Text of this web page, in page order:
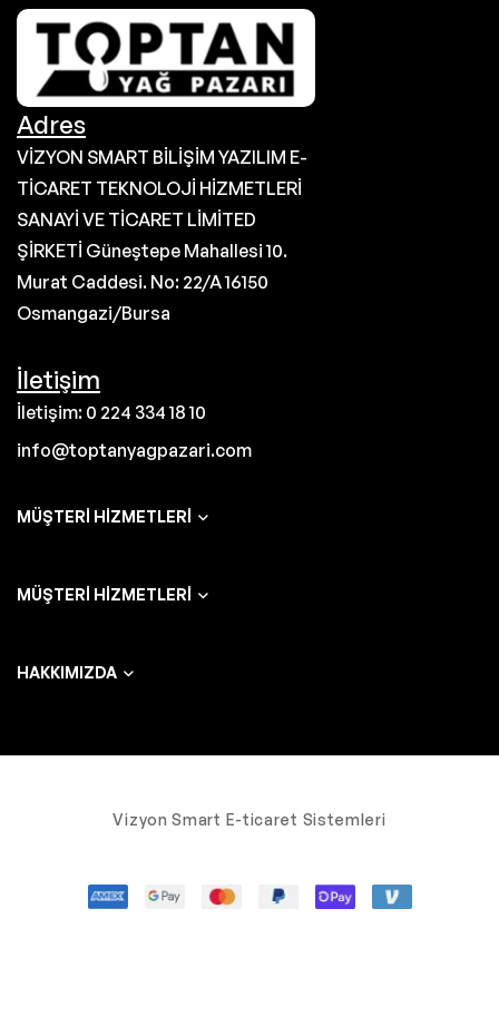
Adres
VİZYON SMART BİLİŞİM YAZILIM E-
TİCARET TEKNOLOJİ HİZMETLERİ
SANAYİ VE TİCARET LİMİTED
ŞİRKETİ Güneştepe Mahallesi 10.
Murat Caddesi. No: 22/A 16150
Osmangazi/Bursa
İletişim
İletişim: 0 224 334 18 10
info@toptanyagpazari.com
MÜŞTERI HIZMETLERI
MÜŞTERI HIZMETLERI
HAKKIMIZDA
Vizyon Smart E-ticaret Sistemleri